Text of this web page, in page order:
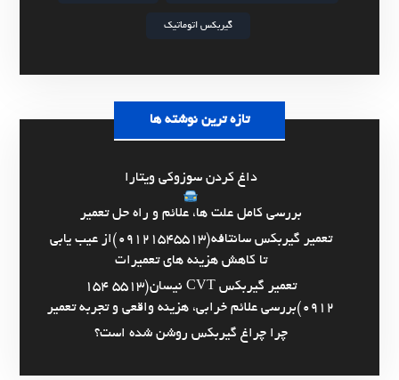
گیربکس اتوماتیک
تازه ترین نوشته ها
داغ کردن سوزوکی ویتارا
بررسی کامل علت ها، علائم و راه حل تعمیر
تعمیر گیربکس سانتافه(09121545513)از عیب یابی
تا کاهش هزینه های تعمیرات
تعمیر گیربکس CVT نیسان(5513 154
0912)بررسی علائم خرابی، هزینه واقعی و تجربه تعمیر
چرا چراغ گیربکس روشن شده است؟